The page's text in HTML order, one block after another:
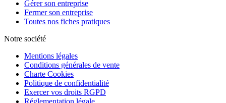
Gérer son entreprise
Fermer son entreprise
Toutes nos fiches pratiques
Notre société
Mentions légales
Conditions générales de vente
Charte Cookies
Politique de confidentialité
Exercer vos droits RGPD
Réglementation légale